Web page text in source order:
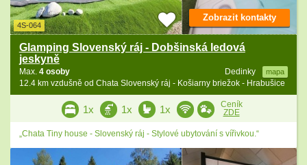
4S-064
Glamping Slovenský ráj - Dobšinská ledová
jeskyně
Dedinky mapa
Max. 4 osoby
12.4 km vzdušně od Chata Slovenský ráj - Košiarny briežok - Hrabušice
Zobrazit kontakty
1x 1x 1x
Ceník
ZDE
„Chata Tiny house - Slovenský ráj - Stylové ubytování s vířivkou.“